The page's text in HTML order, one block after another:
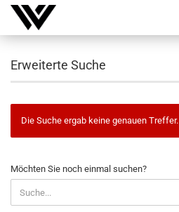
Erweiterte Suche
Die Suche ergab keine genauen Treffer.
MÖCHTEN
SIE
NOCH
EINMAL
Möchten Sie noch einmal suchen?